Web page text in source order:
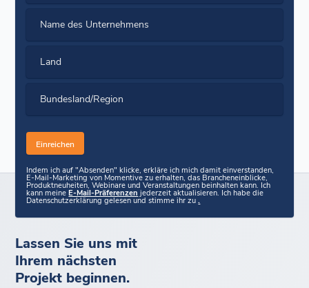
Name des Unternehmens
Land
Bundesland/Region
Indem ich auf "Absenden" klicke, erkläre ich mich damit einverstanden,
E-Mail-Marketing von Momentive zu erhalten, das Brancheneinblicke,
Produktneuheiten, Webinare und Veranstaltungen beinhalten kann. Ich
kann meineE-Mail-Präferenzen jederzeit aktualisieren. Ich habe die
Datenschutzerklärung gelesen und stimme ihr zu.
Lassen Sie uns mit
Ihrem nächsten
Projekt beginnen.